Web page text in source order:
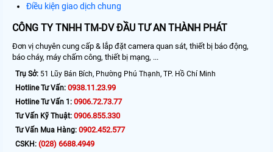
Điều kiện giao dịch chung
CÔNG TY TNHH TM-DV ĐẦU TƯ AN THÀNH PHÁT
Đơn vị chuyên cung cấp & lắp đặt camera quan sát, thiết bị báo động,
báo cháy, máy chấm công, thiết bị mạng, ...
Trụ Sở: 51 Lũy Bán Bích, Phường Phú Thạnh, TP. Hồ Chí Minh
Hotline Tư Vấn: 0938.11.23.99
Hotline Tư Vấn 1: 0906.72.73.77
Tư Vấn Kỹ Thuật: 0906.855.330
Tư Vấn Mua Hàng: 0902.452.577
CSKH: (028) 6688.4949